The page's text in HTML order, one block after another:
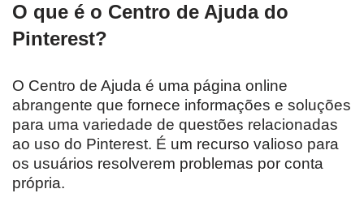
O que é o Centro de Ajuda do
Pinterest?
O Centro de Ajuda é uma página online
abrangente que fornece informações e soluções
para uma variedade de questões relacionadas
ao uso do Pinterest. É um recurso valioso para
os usuários resolverem problemas por conta
própria.